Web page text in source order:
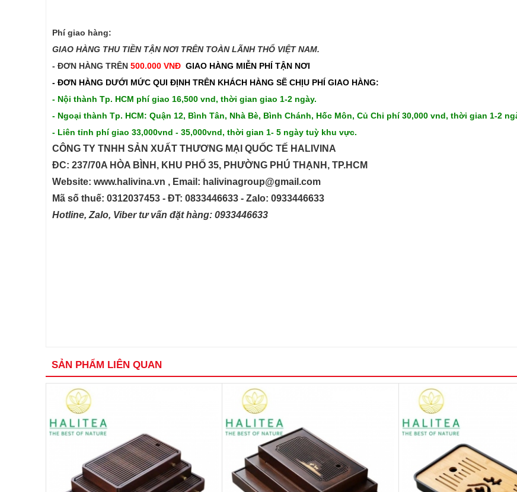
Phí giao hàng:
GIAO HÀNG THU TIỀN TẬN NƠI TRÊN TOÀN LÃNH THỔ VIỆT NAM.​​
- ĐƠN HÀNG TRÊN 500.000 VNĐ GIAO HÀNG MIỄN PHÍ TẬN NƠI
- ĐƠN HÀNG DƯỚI MỨC QUI ĐỊNH TRÊN KHÁCH HÀNG SẼ CHỊU PHÍ GIAO HÀNG:
- Nội thành Tp. HCM phí giao 16,500 vnd, thời gian giao 1-2 ngày.
- Ngoại thành Tp. HCM: Quận 12, Bình Tân, Nhà Bè, Bình Chánh, Hốc Môn, Củ Chi phí 30,000 vnd, thời gian 1-2
- Liên tỉnh phí giao 33,000vnd - 35,000vnd, thời gian 1- 5 ngày tuỳ khu vực.
CÔNG TY TNHH SẢN XUẤT THƯƠNG MẠI QUỐC TẾ HALIVINA
ĐC: 237/70A HÒA BÌNH, KHU PHỐ 35, PHƯỜNG PHÚ THẠNH, TP.HCM
Website: www.halivina.vn , Email: halivinagroup@gmail.com
Mã số thuế: 0312037453 - ĐT: 0833446633 - Zalo: 0933446633
Hotline, Zalo, Viber tư vấn đặt hàng: 0933446633
SẢN PHẨM LIÊN QUAN